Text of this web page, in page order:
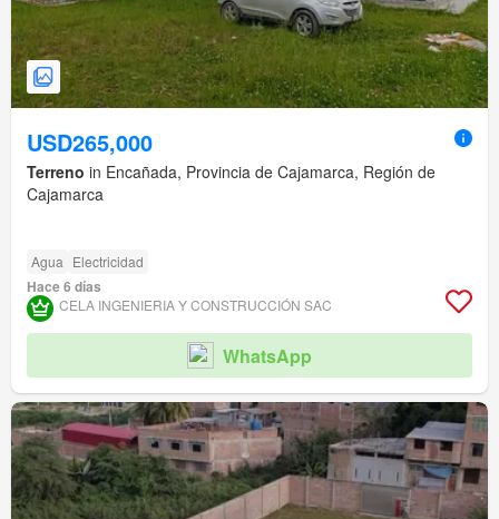
USD265,000
Terreno in Encañada, Provincia de Cajamarca, Región de
Cajamarca
Agua Electricidad
Hace 6 días
CELA INGENIERIA Y CONSTRUCCIÓN SAC
WhatsApp